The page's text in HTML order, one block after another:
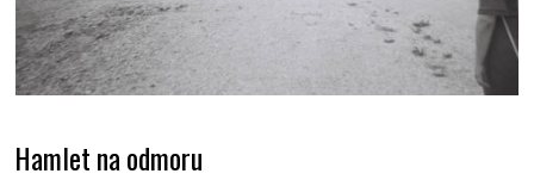
Hamlet na odmoru